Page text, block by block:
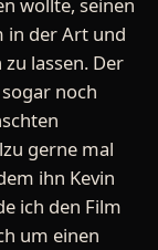
in der Art und
lassen. Der
noch
gerne mal
ihn Kevin
ich den Film
um einen